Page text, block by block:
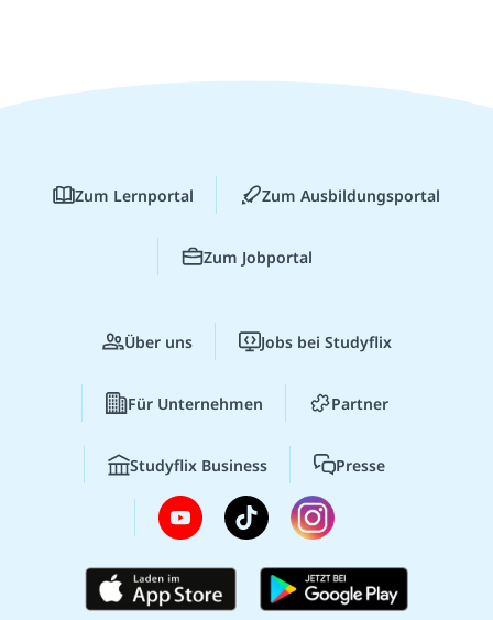
Zum Lernportal Zum Ausbildungsportal
Zum Jobportal
Über uns Jobs bei Studyflix
Für Unternehmen Partner
Studyflix Business Presse